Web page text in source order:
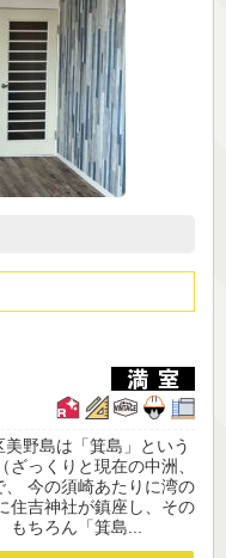
野島は「箕島」という
っくりと現在の中洲、
今の須崎あたりに湾の
住吉神社が鎮座し、その
ちろん「箕島...